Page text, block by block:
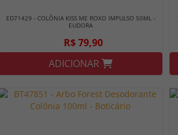
ED71429 - COLÔNIA KISS ME ROXO IMPULSO 50ML -
EUDORA
R$ 79,90
ADICIONAR